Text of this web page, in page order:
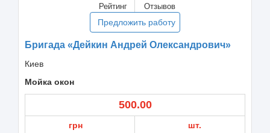
Рейтинг Отзывов
Предложить работу
Бригада «Дейкин Андрей Олександрович»
Киев
Мойка окон
500.00
грн шт.